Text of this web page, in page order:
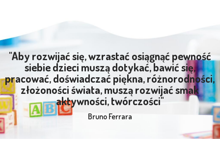
"Aby rozwijać się, wzrastać osiągnąć pewność
siebie dzieci muszą dotykać, bawić się,
pracować, doświadczać piękna, różnorodności,
złożoności świata, muszą rozwijać smak
aktywności, twórczości"
Bruno Ferrara